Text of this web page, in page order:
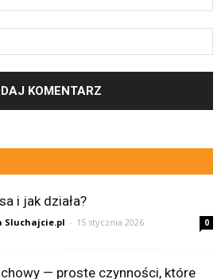
i jak działa?
Sluchajcie.pl - 15 stycznia 2026 0
— proste czynności, które